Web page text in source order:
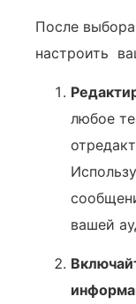
После
настроить
любое
вашей